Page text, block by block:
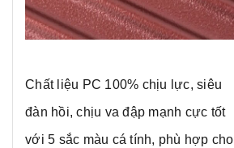
Chất liệu PC 100% chịu lực, siêu
đàn hồi, chịu va đập mạnh cực tốt
với 5 sắc màu cá tính, phù hợp cho